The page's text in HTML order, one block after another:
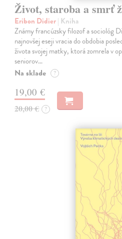
Život, staroba a smrť
Eribon Didier| Kniha
Známy francúzsky filozof a sociológ
najnovšej eseji vracia do obdobia
života svojej matky, ktorá zomrela v
seniorov…
Na sklade ?
19,00 €
20,00 € ?